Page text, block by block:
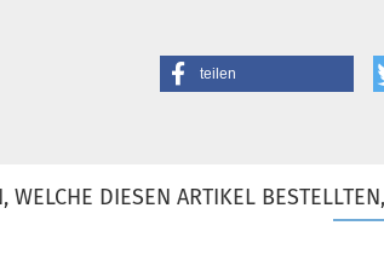
teilen
WELCHE DIESEN ARTIKEL